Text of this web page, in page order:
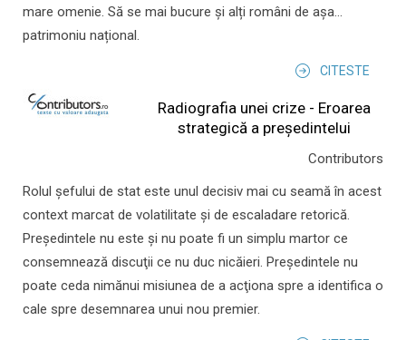
mare omenie. Să se mai bucure și alți români de așa...
patrimoniu național.
CITESTE
Radiografia unei crize - Eroarea
strategică a președintelui
Contributors
Rolul şefului de stat este unul decisiv mai cu seamă în acest
context marcat de volatilitate şi de escaladare retorică.
Preşedintele nu este şi nu poate fi un simplu martor ce
consemnează discuţii ce nu duc nicăieri. Preşedintele nu
poate ceda nimănui misiunea de a acţiona spre a identifica o
cale spre desemnarea unui nou premier.